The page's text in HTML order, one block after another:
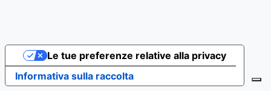
Informativa sulla raccolta
Le tue preferenze relative alla privacy